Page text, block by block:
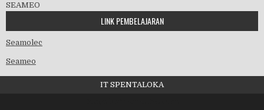
Workshop Penjaminan Mutu 2020
SEAMEO
LINK PEMBELAJARAN
Seamolec
Seameo
IT SPENTALOKA